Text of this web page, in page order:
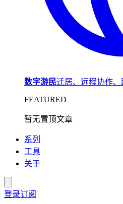
数字游民迁居、远程协作
FEATURED
暂无置顶文章
系列
工具
关于
登录订阅